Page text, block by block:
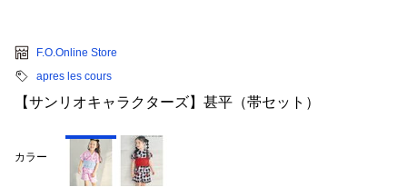
F.O.Online Store
apres les cours
【サンリオキャラクターズ】甚平（帯セット）
カラー